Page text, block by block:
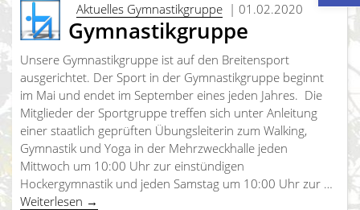
Aktuelles Gymnastikgruppe | 01.02.2020
Gymnastikgruppe
Unsere Gymnastikgruppe ist auf den Breitensport
ausgerichtet. Der Sport in der Gymnastikgruppe beginnt
im Mai und endet im September eines jeden Jahres. Die
Mitglieder der Sportgruppe treffen sich unter Anleitung
einer staatlich geprüften Übungsleiterin zum Walking,
Gymnastik und Yoga in der Mehrzweckhalle jeden
Mittwoch um 10:00 Uhr zur einstündigen
Hockergymnastik und jeden Samstag um 10:00 Uhr zur …
Weiterlesen →